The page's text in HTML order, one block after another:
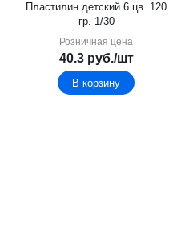
Пластилин детский 6 цв. 120
гр. 1/30
Розничная цена
40.3руб./шт
В корзину